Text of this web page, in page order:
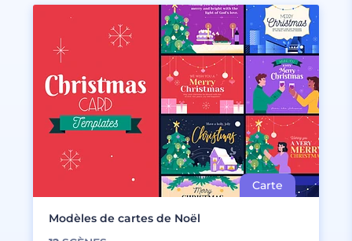
Modèles de cartes de Noël